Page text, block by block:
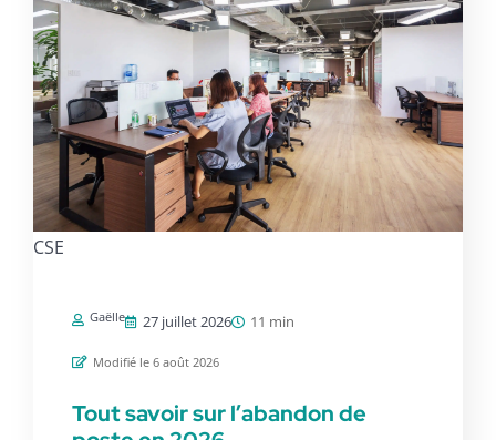
CSE
Gaëlle 27 juillet 2026 11 min
Modifié le 6 août 2026
Tout savoir sur l’abandon de